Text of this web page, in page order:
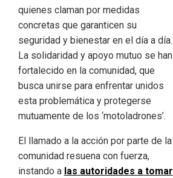
quienes claman por medidas
concretas que garanticen su
seguridad y bienestar en el día a día.
La solidaridad y apoyo mutuo se han
fortalecido en la comunidad, que
busca unirse para enfrentar unidos
esta problemática y protegerse
mutuamente de los ‘motoladrones’.
El llamado a la acción por parte de la
comunidad resuena con fuerza,
instando a las autoridades a tomar